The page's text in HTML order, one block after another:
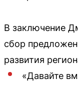
В заключение
сбор
развития
«Давайте